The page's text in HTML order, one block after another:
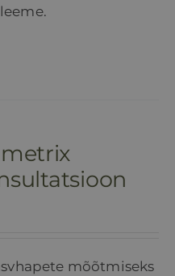
mõõtmiseks